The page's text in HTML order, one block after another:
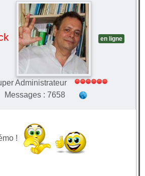
en ligne
Administrateur
Messages : 7658
!